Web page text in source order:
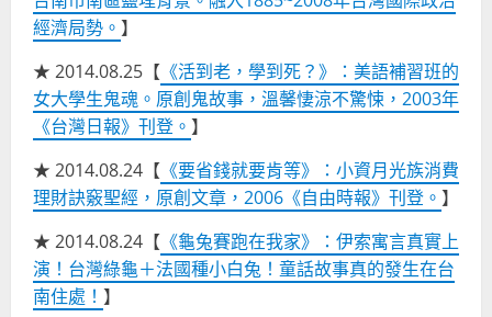
經濟局勢。 】
★ 2014.08.25【 《活到老，學到死？》：美語補習班的
女大學生鬼魂。原創鬼故事，溫馨悽涼不驚悚，2003年
《台灣日報》刊登。 】
★ 2014.08.24【 《要省錢就要肯等》：小資月光族消費
理財訣竅聖經，原創文章，2006《自由時報》刊登。 】
★ 2014.08.24【 《龜兔賽跑在我家》：伊索寓言真實上
演！台灣綠龜＋法國種小白兔！童話故事真的發生在台
南住處！ 】